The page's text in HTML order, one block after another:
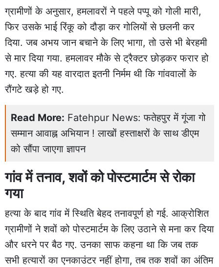
ग्रामीणों के अनुसार, हमलावरों ने पहले पप्पू को गोली मारी,
फिर उसके भाई रिंकू को दौड़ा कर गोलियों से छलनी कर
दिया. जब अभय जान बचाने के लिए भागा, तो उसे भी बेरहमी
से मार दिया गया. हमलावर मौके से ट्रैक्टर छोड़कर फरार हो
गए. हत्या की यह वारदात इतनी निर्मम थी कि गांववालों के
रौंगटे खड़े हो गए.
Read More: Fatehpur News: फतेहपुर में गूंजा गो
सम्मान आवाह्न अभियान ! लाखों हस्ताक्षरों के साथ डीएम
को सौंपा जाएगा ज्ञापन
गांव में तनाव, शवों को पोस्टमार्टम से रोका
गया
हत्या के बाद गांव में स्थिति बेहद तनावपूर्ण हो गई. आक्रोशित
ग्रामीणों ने शवों को पोस्टमार्टम के लिए उठाने से मना कर दिया
और धरने पर बैठ गए. उनका साफ कहना था कि जब तक
सभी हत्यारों का एनकाउंटर नहीं होगा, तब तक शवों का अंतिम